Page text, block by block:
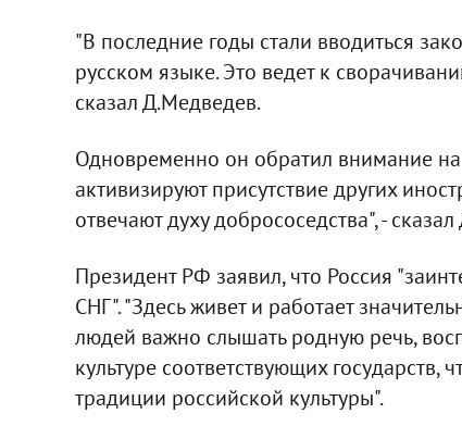
"В последние годы стали вводиться
русском языке. Это ведет к
сказал Д.Медведев.
Одновременно он обратил внимание
активизируют присутствие других
отвечают духу добрососедства", -
Президент РФ заявил, что Россия
СНГ". "Здесь живет и работает
людей важно слышать родную речь,
культуре соответствующих
традиции российской культуры".